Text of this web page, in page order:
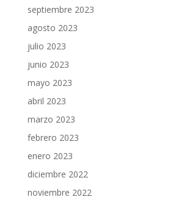
septiembre 2023
agosto 2023
julio 2023
junio 2023
mayo 2023
abril 2023
marzo 2023
febrero 2023
enero 2023
diciembre 2022
noviembre 2022